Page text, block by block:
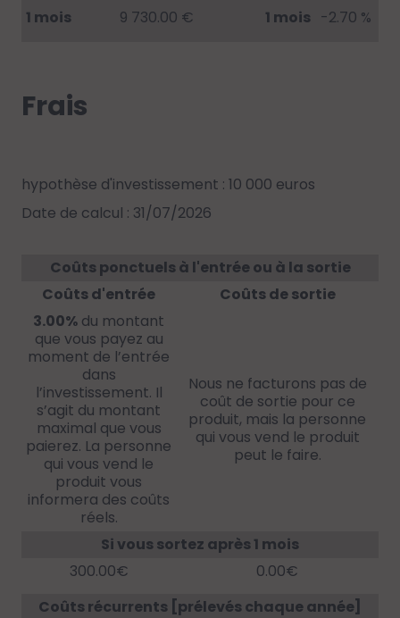
1 mois 9 730.00 € 1 mois -2.70 %
Frais
hypothèse d'investissement : 10 000 euros
Date de calcul : 31/07/2026
Coûts ponctuels à l'entrée ou à la sortie
Coûts d'entrée
Coûts de sortie
3.00% du montant
que vous payez au
moment de l’entrée
dans
l’investissement. Il
s’agit du montant
maximal que vous
paierez. La personne
qui vous vend le
produit vous
informera des coûts
réels.
Nous ne facturons pas de
coût de sortie pour ce
produit, mais la personne
qui vous vend le produit
peut le faire.
Si vous sortez après 1 mois
300.00€
0.00€
Coûts récurrents [prélevés chaque année]